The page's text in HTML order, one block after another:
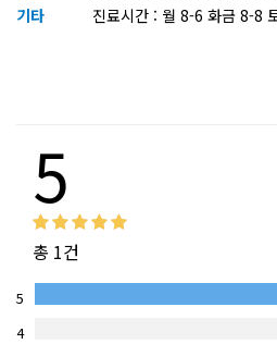
기타
진료시간 : 월 8-6 화금 8-8
5
총 1건
5
4